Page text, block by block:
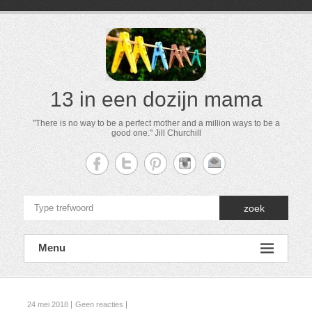
13 in een dozijn mama
"There is no way to be a perfect mother and a million ways to be a
good one." Jill Churchill
zoek
Menu
24 mei 2018 Geen reacties